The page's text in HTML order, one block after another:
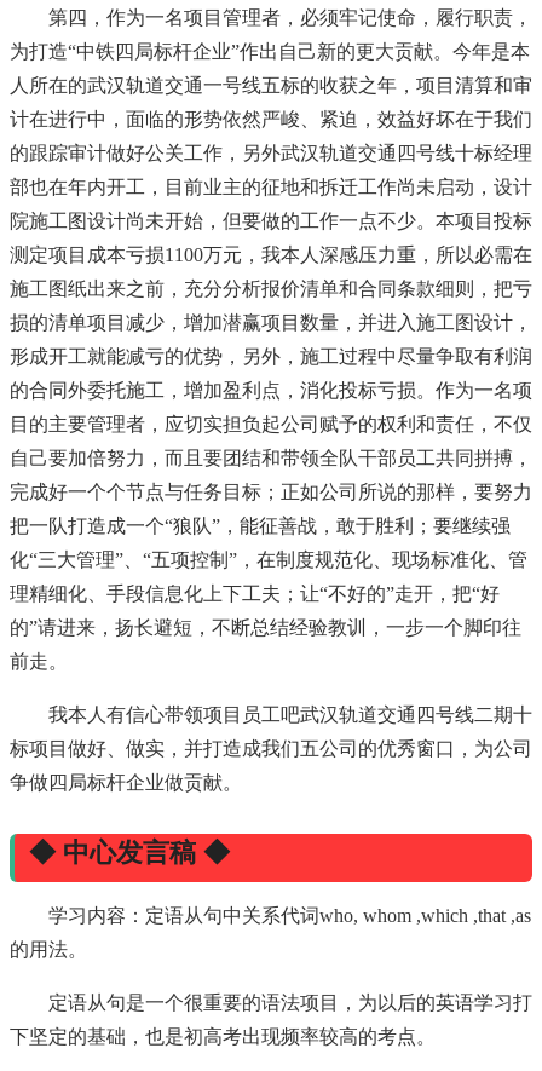
第四，作为一名项目管理者，必须牢记使命，履行职责，
为打造“中铁四局标杆企业”作出自己新的更大贡献。今年是本
人所在的武汉轨道交通一号线五标的收获之年，项目清算和审
计在进行中，面临的形势依然严峻、紧迫，效益好坏在于我们
的跟踪审计做好公关工作，另外武汉轨道交通四号线十标经理
部也在年内开工，目前业主的征地和拆迁工作尚未启动，设计
院施工图设计尚未开始，但要做的工作一点不少。本项目投标
测定项目成本亏损1100万元，我本人深感压力重，所以必需在
施工图纸出来之前，充分分析报价清单和合同条款细则，把亏
损的清单项目减少，增加潜赢项目数量，并进入施工图设计，
形成开工就能减亏的优势，另外，施工过程中尽量争取有利润
的合同外委托施工，增加盈利点，消化投标亏损。作为一名项
目的主要管理者，应切实担负起公司赋予的权利和责任，不仅
自己要加倍努力，而且要团结和带领全队干部员工共同拼搏，
完成好一个个节点与任务目标；正如公司所说的那样，要努力
把一队打造成一个“狼队”，能征善战，敢于胜利；要继续强
化“三大管理”、“五项控制”，在制度规范化、现场标准化、管
理精细化、手段信息化上下工夫；让“不好的”走开，把“好
的”请进来，扬长避短，不断总结经验教训，一步一个脚印往
前走。
我本人有信心带领项目员工吧武汉轨道交通四号线二期十
标项目做好、做实，并打造成我们五公司的优秀窗口，为公司
争做四局标杆企业做贡献。
◆ 中心发言稿 ◆
学习内容：定语从句中关系代词who, whom ,which ,that ,as
的用法。
定语从句是一个很重要的语法项目，为以后的英语学习打
下坚定的基础，也是初高考出现频率较高的考点。